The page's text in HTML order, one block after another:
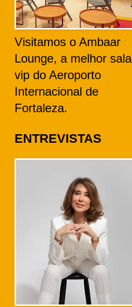
Visitamos o Ambaar
Lounge, a melhor sala
vip do Aeroporto
Internacional de
Fortaleza.
ENTREVISTAS